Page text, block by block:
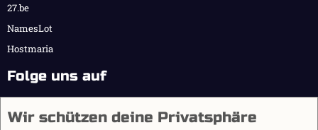
27.be
NamesLot
Hostmaria
Folge uns auf
Wir schützen deine Privatsphäre